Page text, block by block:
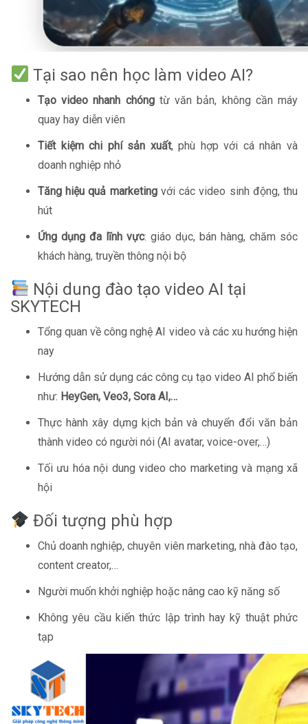
Tại sao nên học làm video AI?
Tạo video nhanh chóngtừ văn bản, không cần máy
quay hay diễn viên
Tiết kiệm chi phí sản xuất, phù hợp với cá nhân và
doanh nghiệp nhỏ
Tăng hiệu quả marketingvới các video sinh động, thu
hút
Ứng dụng đa lĩnh vực: giáo dục, bán hàng, chăm sóc
khách hàng, truyền thông nội bộ
Nội dung đào tạo video AI tại
SKYTECH
Tổng quan về công nghệ AI video và các xu hướng hiện
nay
Hướng dẫn sử dụng các công cụ tạo video AI phổ biến
như: HeyGen, Veo3, Sora AI,…
Thực hành xây dựng kịch bản và chuyển đổi văn bản
thành video có người nói (AI avatar, voice-over,…)
Tối ưu hóa nội dung video cho marketing và mạng xã
hội
Đối tượng phù hợp
Chủ doanh nghiệp, chuyên viên marketing, nhà đào tạo,
content creator,…
Người muốn khởi nghiệp hoặc nâng cao kỹ năng số
Không yêu cầu kiến thức lập trình hay kỹ thuật phức
tạp